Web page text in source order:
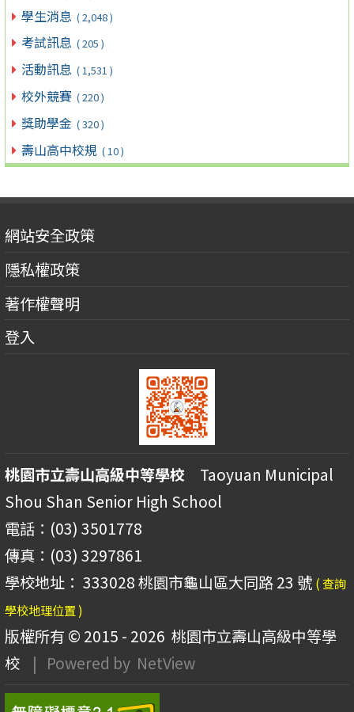
學生消息 ( 2,048 )
考試訊息 ( 205 )
活動訊息 ( 1,531 )
校外競賽 ( 220 )
獎助學金 ( 320 )
壽山高中校規 ( 10 )
網站安全政策
隱私權政策
著作權聲明
登入
桃園市立壽山高級中等學校 Taoyuan Municipal
Shou Shan Senior High School
電話：(03) 3501778
傳真：(03) 3297861
學校地址： 333028 桃園市龜山區大同路 23 號 ( 查詢
學校地理位置 )
版權所有 © 2015 - 2026 桃園市立壽山高級中等學
校
| Powered by NetView